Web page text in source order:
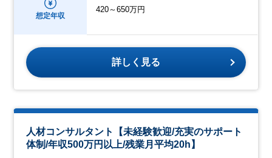
想定年収
420～650万円
詳しく見る
人材コンサルタント【未経験歓迎/充実のサポート
体制/年収500万円以上/残業月平均20h】